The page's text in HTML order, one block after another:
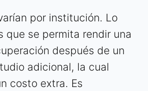
por institución. Lo
que se permita rendir una
después de un
adicional, la cual
costo extra. Es